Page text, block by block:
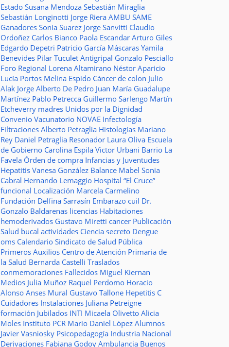
Estado Susana Mendoza Sebastián Miraglia
Sebastián Longinotti Jorge Riera AMBU SAME
Ganadores Sonia Suarez Jorge Sanvitti Claudio
Ordoñez Carlos Bianco Paola Escandar Arturo Giles
Edgardo Depetri Patricio García Máscaras Yamila
Benevides Pilar Tuculet Antigripal Gonzalo Pesciallo
Foro Regional Lorena Altamirano Néstor Aparicio
Lucía Portos Melina Espido Cáncer de colon Julio
Alak Jorge Alberto De Pedro Juan María Guadalupe
Martínez Pablo Petrecca Guillermo Sarlengo Martín
Etcheverry madres Unidos por la Dignidad
Convenio Vacunatorio NOVAE Infectología
Filtraciones Alberto Petraglia Histologías Mariano
Rey Daniel Petraglia Resonador Laura Oliva Escuela
de Gobierno Carolina Espila Victor Urbani Barrio La
Favela Órden de compra Infancias y Juventudes
Hepatitis Vanesa González Balance Mabel Sonia
Cabral Hernando Lemaggio Hospital “El Cruce”
funcional Localización Marcela Carmelino
Fundación Delfina Sarrasín Embarazo cuil Dr.
Gonzalo Baldarenas licencias Habitaciones
hemoderivados Gustavo Miretti cancer Publicación
Salud bucal actividades Ciencia secreto Dengue
oms Calendario Sindicato de Salud Pública
Primeros Auxilios Centro de Atención Primaria de
la Salud Bernarda Castelli Traslados
conmemoraciones Fallecidos Miguel Kiernan
Medios Julia Muñoz Raquel Perdomo Horacio
Alonso Anses Mural Gustavo Tallone Hepetitis C
Cuidadores Instalaciones Juliana Petreigne
formación Jubilados INTI Micaela Olivetto Alicia
Moles Instituto PCR Mario Daniel López Alumnos
Javier Vasniosky Psicopedagogía Industria Nacional
Derivaciones Fabiana Godoy Ambulancia Buenos